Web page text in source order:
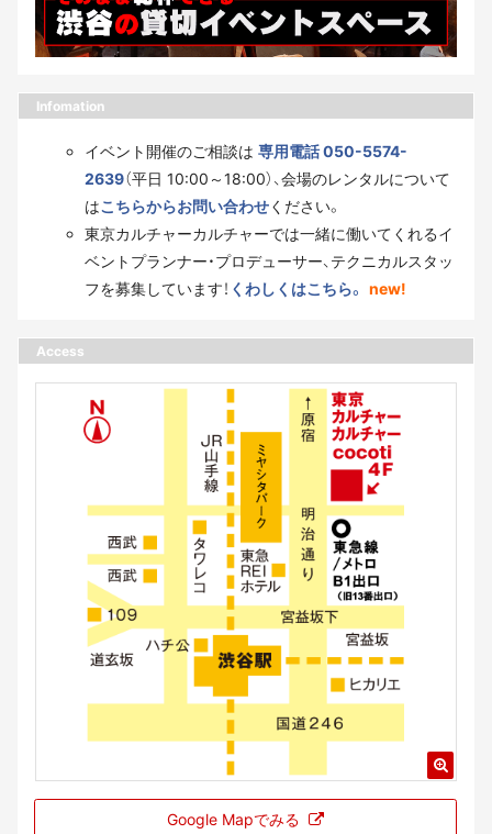
Infomation
イベント開催のご相談は 専用電話 050-5574-
2639（平日 10:00～18:00）、会場のレンタルについて
はこちらからお問い合わせください。
東京カルチャーカルチャーでは一緒に働いてくれるイ
ベントプランナー・プロデューサー、テクニカルスタッ
フを募集しています！ くわしくはこちら。 new!
Access
Google Mapでみる